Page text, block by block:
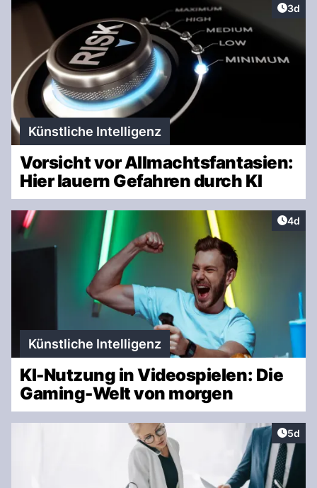
3d
Künstliche Intelligenz
Vorsicht vor Allmachtsfantasien:
Hier lauern Gefahren durch KI
4d
Künstliche Intelligenz
KI-Nutzung in Videospielen: Die
Gaming-Welt von morgen
5d